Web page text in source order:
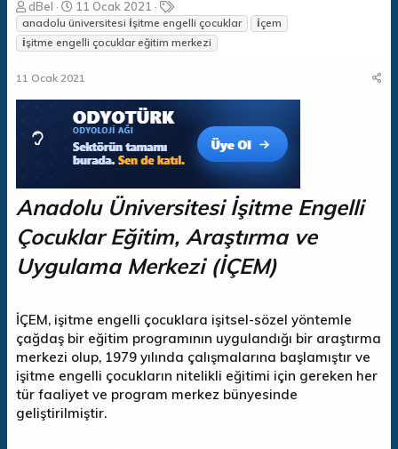
K
o
n
b
y
u
a
t
a
n
dBel
B
a
ş
l
n
g
ı
ç
t
a
h
11 Ocak 2021
E
t
i
k
l
e
anadolu üniversitesi i̇şitme engelli çocuklar
i̇çem
i̇şitme engelli çocuklar eğitim merkezi
11 Ocak 2021
Anadolu Üniversitesi İşitme Engelli
Çocuklar Eğitim, Araştırma ve
Uygulama Merkezi (İÇEM)
İÇEM, işitme engelli çocuklara işitsel-sözel yöntemle
çağdaş bir eğitim programının uygulandığı bir araştırma
merkezi olup, 1979 yılında çalışmalarına başlamıştır ve
işitme engelli çocukların nitelikli eğitimi için gereken her
tür faaliyet ve program merkez bünyesinde
geliştirilmiştir.